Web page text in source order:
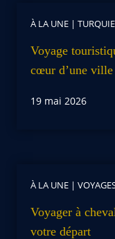
À LA UNE | TURQUIE
Voyage
cœur d’une ville
19 mai 2026
À LA UNE |
Voyager à
votre départ